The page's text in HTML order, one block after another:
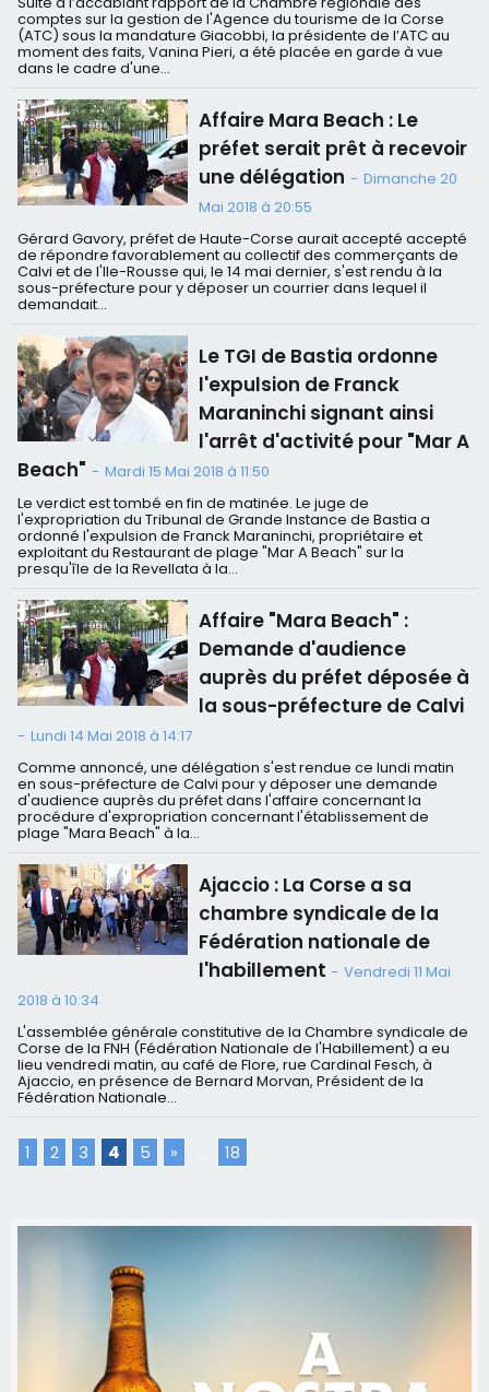
comptes sur la gestion de l'Agence du tourisme de la Corse
(ATC) sous la mandature Giacobbi, la présidente de l’ATC au
moment des faits, Vanina Pieri, a été placée en garde à vue
dans le cadre d'une...
Affaire Mara Beach : Le
préfet serait prêt à recevoir
une délégation - Dimanche 20
Mai 2018 à 20:55
Gérard Gavory, préfet de Haute-Corse aurait accepté accepté
de répondre favorablement au collectif des commerçants de
Calvi et de l'Ile-Rousse qui, le 14 mai dernier, s'est rendu à la
sous-préfecture pour y déposer un courrier dans lequel il
demandait...
Le TGI de Bastia ordonne
l'expulsion de Franck
Maraninchi signant ainsi
l'arrêt d'activité pour "Mar A
Beach" - Mardi 15 Mai 2018 à 11:50
Le verdict est tombé en fin de matinée. Le juge de
l'expropriation du Tribunal de Grande Instance de Bastia a
ordonné l'expulsion de Franck Maraninchi, propriétaire et
exploitant du Restaurant de plage "Mar A Beach" sur la
presqu'île de la Revellata à la...
Affaire "Mara Beach" :
Demande d'audience
auprès du préfet déposée à
la sous-préfecture de Calvi
- Lundi 14 Mai 2018 à 14:17
Comme annoncé, une délégation s'est rendue ce lundi matin
en sous-préfecture de Calvi pour y déposer une demande
d'audience auprès du préfet dans l'affaire concernant la
procédure d'expropriation concernant l'établissement de
plage "Mara Beach" à la...
Ajaccio : La Corse a sa
chambre syndicale de la
Fédération nationale de
l'habillement- Vendredi 11 Mai
2018 à 10:34
L'assemblée générale constitutive de la Chambre syndicale de
Corse de la FNH (Fédération Nationale de l'Habillement) a eu
lieu vendredi matin, au café de Flore, rue Cardinal Fesch, à
Ajaccio, en présence de Bernard Morvan, Président de la
Fédération Nationale...
1 2 3 4 5 » 18